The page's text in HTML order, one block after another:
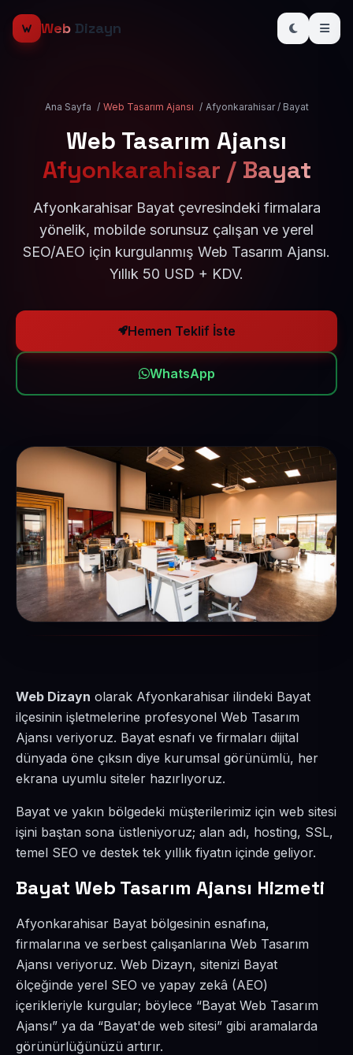
Web Dizayn
Ana Sayfa / Web Tasarım Ajansı / Afyonkarahisar / Bayat
Web Tasarım Ajansı
Afyonkarahisar / Bayat
Afyonkarahisar Bayat çevresindeki firmalara
yönelik, mobilde sorunsuz çalışan ve yerel
SEO/AEO için kurgulanmış Web Tasarım Ajansı.
Yıllık 50 USD + KDV.
Hemen Teklif İste
WhatsApp
Web Dizayn olarak Afyonkarahisar ilindeki Bayat
ilçesinin işletmelerine profesyonel Web Tasarım
Ajansı veriyoruz. Bayat esnafı ve firmaları dijital
dünyada öne çıksın diye kurumsal görünümlü, her
ekrana uyumlu siteler hazırlıyoruz.
Bayat ve yakın bölgedeki müşterilerimiz için web sitesi
işini baştan sona üstleniyoruz; alan adı, hosting, SSL,
temel SEO ve destek tek yıllık fiyatın içinde geliyor.
Bayat Web Tasarım Ajansı Hizmeti
Afyonkarahisar Bayat bölgesinin esnafına,
firmalarına ve serbest çalışanlarına Web Tasarım
Ajansı veriyoruz. Web Dizayn, sitenizi Bayat
ölçeğinde yerel SEO ve yapay zekâ (AEO)
içerikleriyle kurgular; böylece “Bayat Web Tasarım
Ajansı” ya da “Bayat'de web sitesi” gibi aramalarda
görünürlüğünüzü artırır.